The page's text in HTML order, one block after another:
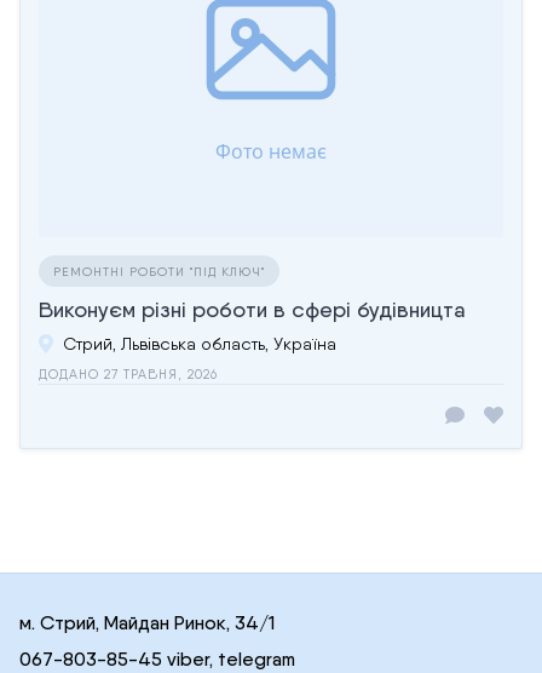
РЕМОНТНІ РОБОТИ "ПІД КЛЮЧ"
Виконуєм різні роботи в сфері будівницта
Стрий, Львівська область, Україна
ДОДАНО 27 ТРАВНЯ, 2026
м. Стрий, Майдан Ринок, 34/1
067-803-85-45 viber, telegram